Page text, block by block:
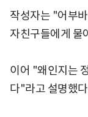
작성자는 "어부
자친구들에게 물
이어 "왜인지는
다"라고 설명했